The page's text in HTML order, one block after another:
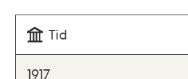
Tid
1917